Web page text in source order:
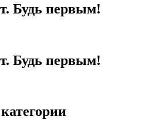
Будь первым!
Будь первым!